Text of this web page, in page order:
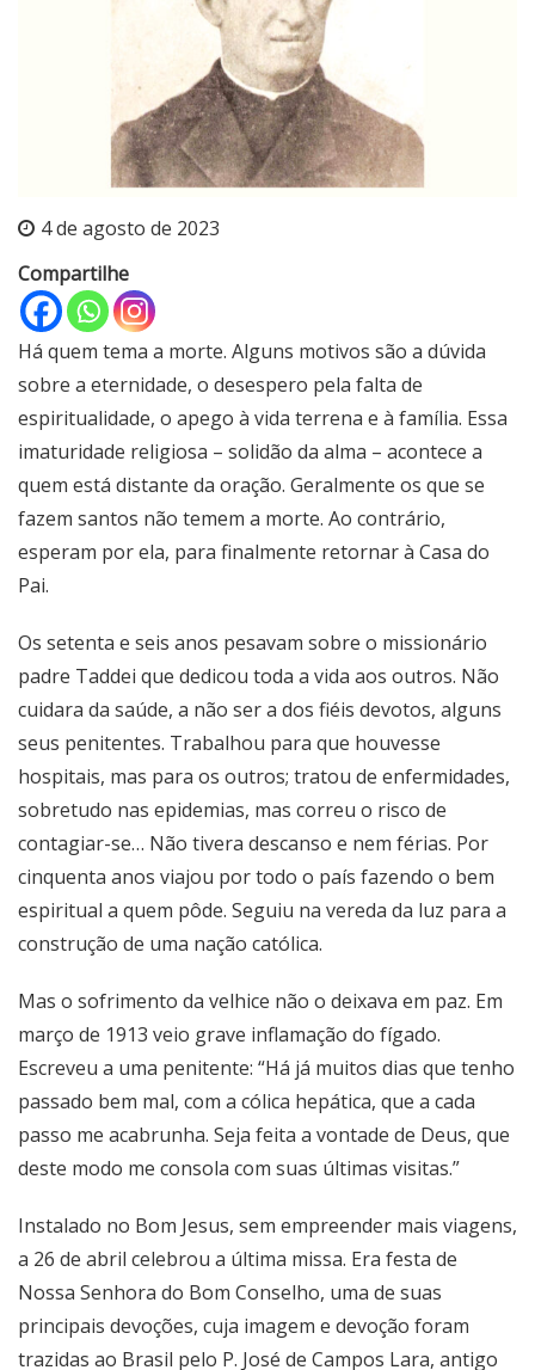
4 de agosto de 2023
Compartilhe
Há quem tema a morte. Alguns motivos são a dúvida
sobre a eternidade, o desespero pela falta de
espiritualidade, o apego à vida terrena e à família. Essa
imaturidade religiosa – solidão da alma – acontece a
quem está distante da oração. Geralmente os que se
fazem santos não temem a morte. Ao contrário,
esperam por ela, para finalmente retornar à Casa do
Pai.
Os setenta e seis anos pesavam sobre o missionário
padre Taddei que dedicou toda a vida aos outros. Não
cuidara da saúde, a não ser a dos fiéis devotos, alguns
seus penitentes. Trabalhou para que houvesse
hospitais, mas para os outros; tratou de enfermidades,
sobretudo nas epidemias, mas correu o risco de
contagiar-se… Não tivera descanso e nem férias. Por
cinquenta anos viajou por todo o país fazendo o bem
espiritual a quem pôde. Seguiu na vereda da luz para a
construção de uma nação católica.
Mas o sofrimento da velhice não o deixava em paz. Em
março de 1913 veio grave inflamação do fígado.
Escreveu a uma penitente: “Há já muitos dias que tenho
passado bem mal, com a cólica hepática, que a cada
passo me acabrunha. Seja feita a vontade de Deus, que
deste modo me consola com suas últimas visitas.”
Instalado no Bom Jesus, sem empreender mais viagens,
a 26 de abril celebrou a última missa. Era festa de
Nossa Senhora do Bom Conselho, uma de suas
principais devoções, cuja imagem e devoção foram
trazidas ao Brasil pelo P. José de Campos Lara, antigo